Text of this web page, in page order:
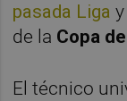
pasada Liga
de la Copa
El técnico